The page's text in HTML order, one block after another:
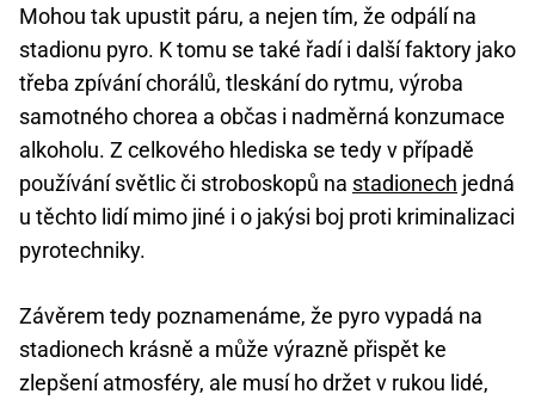
Mohou tak upustit páru, a nejen tím, že odpálí na
stadionu pyro. K tomu se také řadí i další faktory jako
třeba zpívání chorálů, tleskání do rytmu, výroba
samotného chorea a občas i nadměrná konzumace
alkoholu. Z celkového hlediska se tedy v případě
používání světlic či stroboskopů na stadionech jedná
u těchto lidí mimo jiné i o jakýsi boj proti kriminalizaci
pyrotechniky.
Závěrem tedy poznamenáme, že pyro vypadá na
stadionech krásně a může výrazně přispět ke
zlepšení atmosféry, ale musí ho držet v rukou lidé,